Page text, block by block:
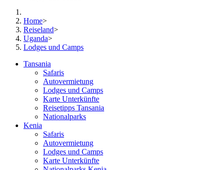
Home>
Reiseland>
Uganda>
Lodges und Camps
Tansania
Safaris
Autovermietung
Lodges und Camps
Karte Unterkünfte
Reisetipps Tansania
Nationalparks
Kenia
Safaris
Autovermietung
Lodges und Camps
Karte Unterkünfte